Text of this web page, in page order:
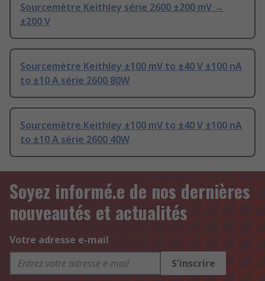
Sourcemètre Keithley série 2600 ±200 mV →
±200 V
Sourcemètre Keithley ±100 mV to ±40 V ±100 nA
to ±10 A série 2600 80W
Sourcemètre Keithley ±100 mV to ±40 V ±100 nA
to ±10 A série 2600 40W
Soyez informé.e de nos dernières
nouveautés et actualités
Votre adresse e-mail
S'inscrire